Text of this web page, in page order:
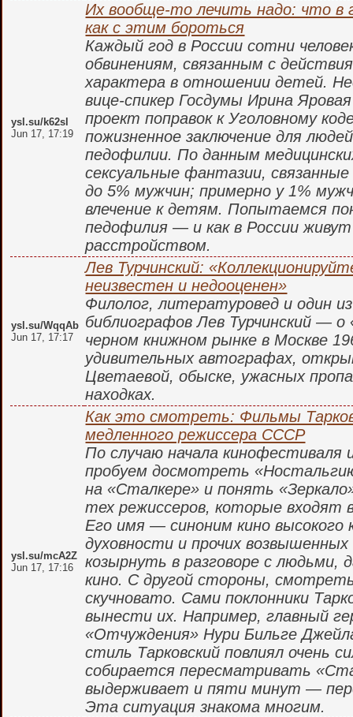
ysl.su/k62sl
Jun 17, 17:19
Их вообще-то лечить надо: что в
как с этим бороться
Каждый год в России сотни
обвинениям, связанным с
характера в отношении детей.
вице-спикер Госдумы Ирина
проект поправок к Уголовному
пожизненное заключение для
педофилии. По данным
сексуальные фантазии,
до 5% мужчин; примерно у 1%
влечение к детям. Попытаемся
педофилия — и как в России
расстройством.
ysl.su/WqqAb
Jun 17, 17:17
Лев Турчинский:
неизвестен и недооценен»
Филолог, литературовед и один
библиографов Лев Турчинский — о
черном книжном рынке в Москве
удивительных автографах,
Цветаевой, обыске, ужасных
находках.
ysl.su/mcA2Z
Jun 17, 17:16
Как это смотреть: Фильмы
медленного режиссера СССР
По случаю начала кинофестиваля
пробуем досмотреть
на «Сталкере» и понять
тех режиссеров, которые входят
Его имя — синоним кино высокого
духовности и прочих
козырнуть в разговоре с людьми,
кино. С другой стороны,
скучновато. Сами поклонники
вынести их. Например, главный
«Отчуждения» Нури Бильге
стиль Тарковский повлиял очень
собирается пересматривать
выдерживает и пяти минут —
Эта ситуация знакома многим.